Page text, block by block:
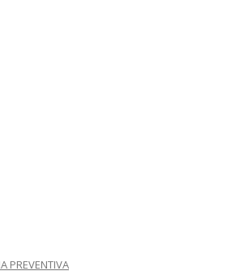
PREVENTIVA